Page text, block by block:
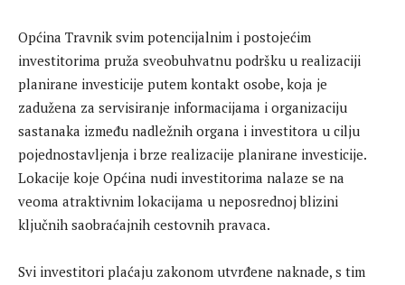
Općina Travnik svim potencijalnim i postojećim
investitorima pruža sveobuhvatnu podršku u realizaciji
planirane investicije putem kontakt osobe, koja je
zadužena za servisiranje informacijama i organizaciju
sastanaka između nadležnih organa i investitora u cilju
pojednostavljenja i brze realizacije planirane investicije.
Lokacije koje Općina nudi investitorima nalaze se na
veoma atraktivnim lokacijama u neposrednoj blizini
ključnih saobraćajnih cestovnih pravaca.
Svi investitori plaćaju zakonom utvrđene naknade, s tim